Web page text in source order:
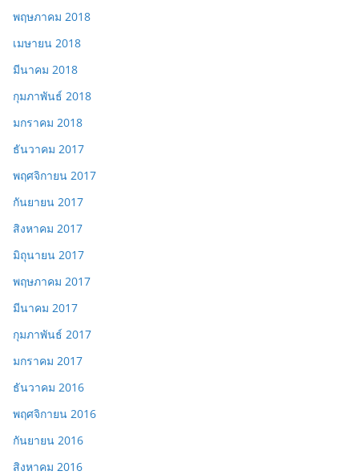
พฤษภาคม 2018
เมษายน 2018
มีนาคม 2018
กุมภาพันธ์ 2018
มกราคม 2018
ธันวาคม 2017
พฤศจิกายน 2017
กันยายน 2017
สิงหาคม 2017
มิถุนายน 2017
พฤษภาคม 2017
มีนาคม 2017
กุมภาพันธ์ 2017
มกราคม 2017
ธันวาคม 2016
พฤศจิกายน 2016
กันยายน 2016
สิงหาคม 2016